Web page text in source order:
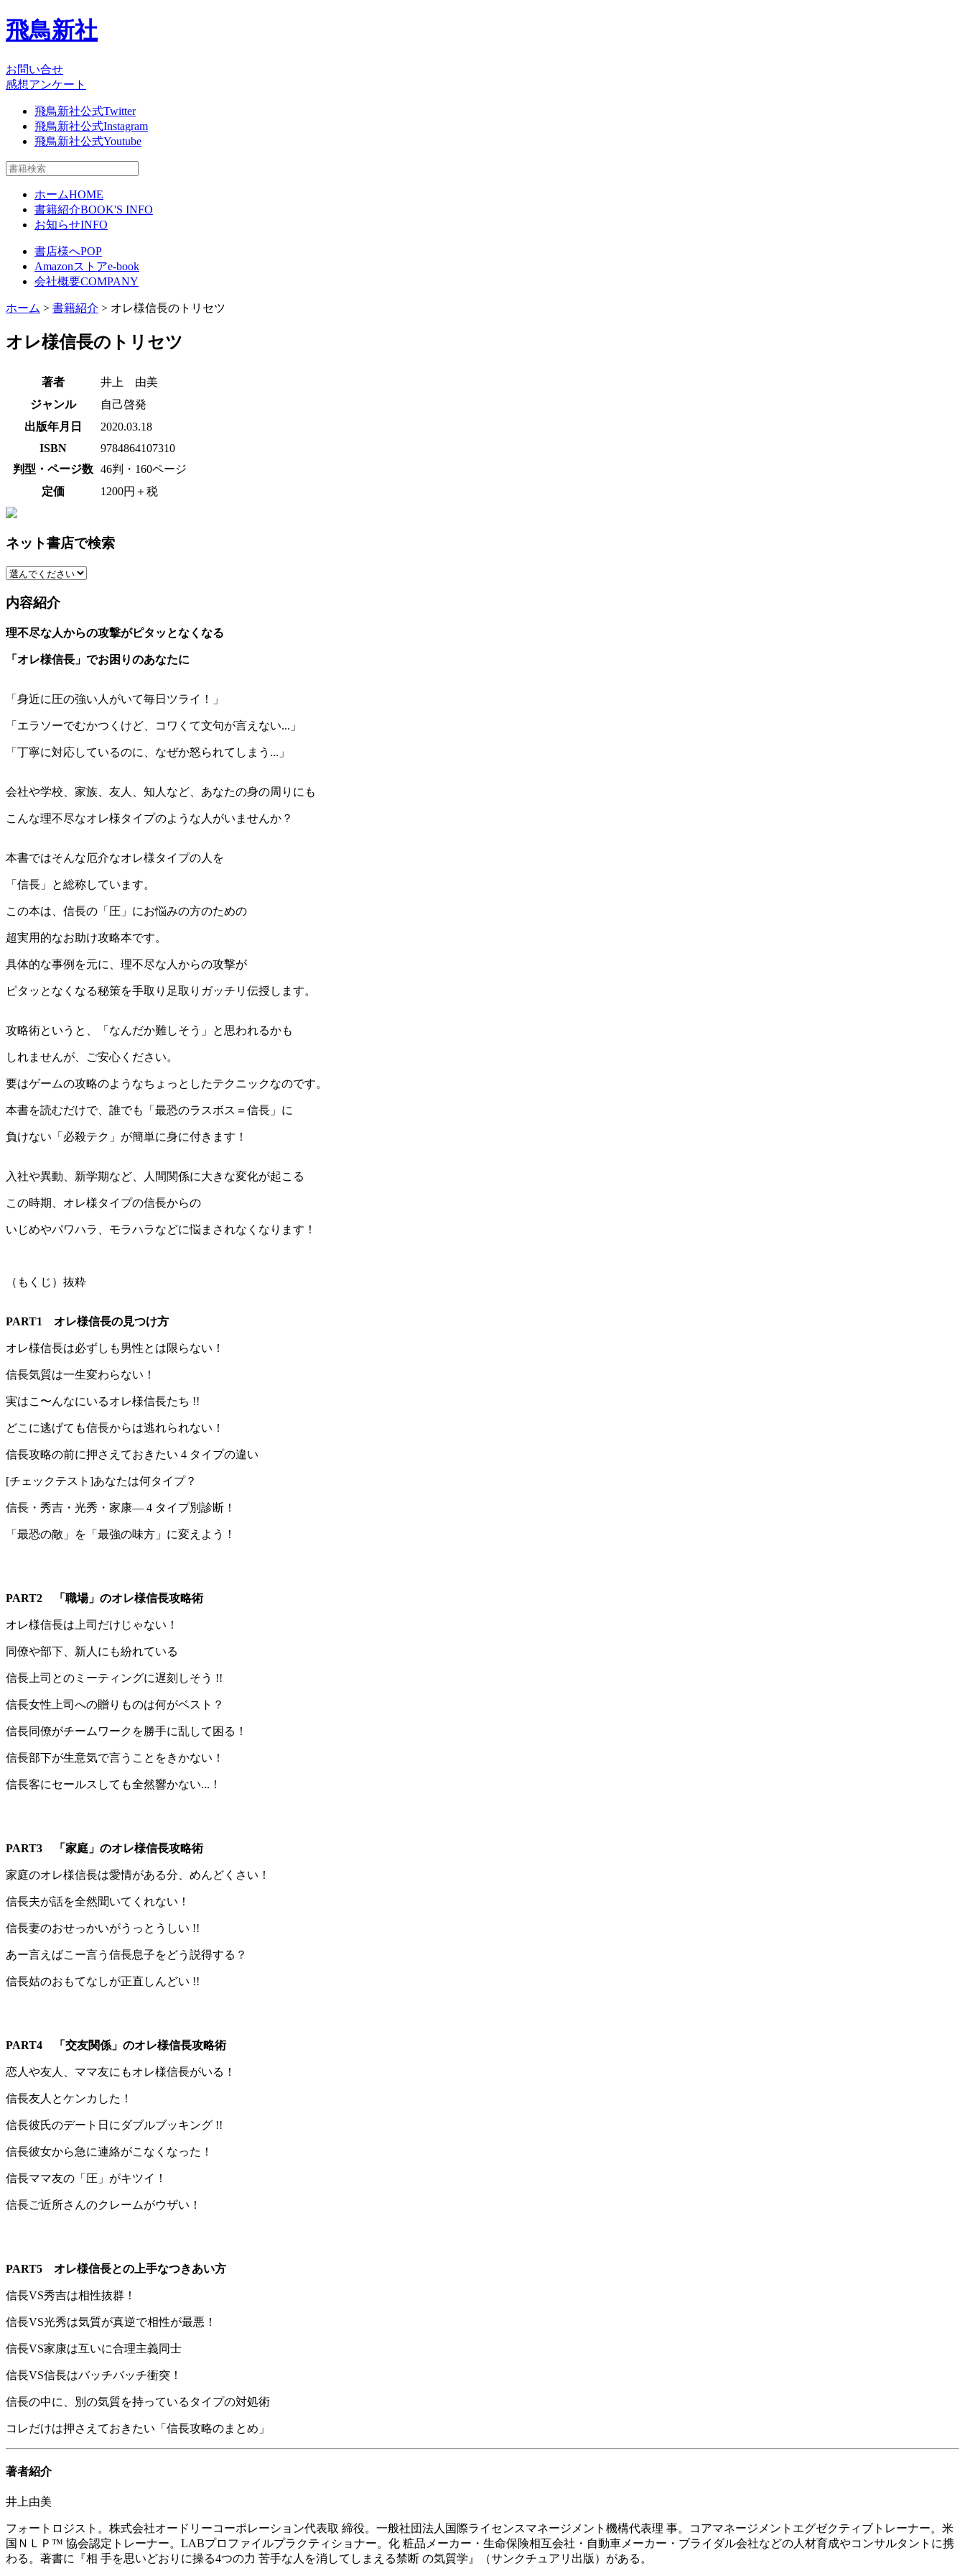
飛鳥新社
お問い合せ
感想アンケート
飛鳥新社公式Twitter
飛鳥新社公式Instagram
飛鳥新社公式Youtube
ホームHOME
書籍紹介BOOK'S INFO
お知らせINFO
書店様へPOP
Amazonストアe-book
会社概要COMPANY
ホーム > 書籍紹介 > オレ様信長のトリセツ
オレ様信長のトリセツ
著者
井上 由美
ジャンル
自己啓発
出版年月日
2020.03.18
ISBN
9784864107310
判型・ページ数 46判・160ページ
定価
1200円＋税
ネット書店で検索
内容紹介
理不尽な人からの攻撃がピタッとなくなる
「オレ様信長」でお困りのあなたに
「身近に圧の強い人がいて毎日ツライ！」
「エラソーでむかつくけど、コワくて文句が言えない...」
「丁寧に対応しているのに、なぜか怒られてしまう...」
会社や学校、家族、友人、知人など、あなたの身の周りにも
こんな理不尽なオレ様タイプのような人がいませんか？
本書ではそんな厄介なオレ様タイプの人を
「信長」と総称しています。
この本は、信長の「圧」にお悩みの方のための
超実用的なお助け攻略本です。
具体的な事例を元に、理不尽な人からの攻撃が
ピタッとなくなる秘策を手取り足取りガッチリ伝授します。
攻略術というと、「なんだか難しそう」と思われるかも
しれませんが、ご安心ください。
要はゲームの攻略のようなちょっとしたテクニックなのです。
本書を読むだけで、誰でも「最恐のラスボス＝信長」に
負けない「必殺テク」が簡単に身に付きます！
入社や異動、新学期など、人間関係に大きな変化が起こる
この時期、オレ様タイプの信長からの
いじめやパワハラ、モラハラなどに悩まされなくなります！
（もくじ）抜粋
PART1 オレ様信長の見つけ方
オレ様信長は必ずしも男性とは限らない！
信長気質は一生変わらない！
実はこ〜んなにいるオレ様信長たち !!
どこに逃げても信長からは逃れられない！
信長攻略の前に押さえておきたい 4 タイプの違い
[チェックテスト]あなたは何タイプ？
信長・秀吉・光秀・家康― 4 タイプ別診断！
「最恐の敵」を「最強の味方」に変えよう！
PART2 「職場」のオレ様信長攻略術
オレ様信長は上司だけじゃない！
同僚や部下、新人にも紛れている
信長上司とのミーティングに遅刻しそう !!
信長女性上司への贈りものは何がベスト？
信長同僚がチームワークを勝手に乱して困る！
信長部下が生意気で言うことをきかない！
信長客にセールスしても全然響かない...！
PART3 「家庭」のオレ様信長攻略術
家庭のオレ様信長は愛情がある分、めんどくさい！
信長夫が話を全然聞いてくれない！
信長妻のおせっかいがうっとうしい !!
あー言えばこー言う信長息子をどう説得する？
信長姑のおもてなしが正直しんどい !!
PART4 「交友関係」のオレ様信長攻略術
恋人や友人、ママ友にもオレ様信長がいる！
信長友人とケンカした！
信長彼氏のデート日にダブルブッキング !!
信長彼女から急に連絡がこなくなった！
信長ママ友の「圧」がキツイ！
信長ご近所さんのクレームがウザい！
PART5 オレ様信長との上手なつきあい方
信長VS秀吉は相性抜群！
信長VS光秀は気質が真逆で相性が最悪！
信長VS家康は互いに合理主義同士
信長VS信長はバッチバッチ衝突！
信長の中に、別の気質を持っているタイプの対処術
コレだけは押さえておきたい「信長攻略のまとめ」
著者紹介
井上由美
フォートロジスト。株式会社オードリーコーポレーション代表取 締役。一般社団法人国際ライセンスマネージメント機構代表理 事。コアマネージメントエグゼクティブトレーナー。米
国ＮＬＰ™ 協会認定トレーナー。LABプロファイルプラクティショナー。化 粧品メーカー・生命保険相互会社・自動車メーカー・ブライダル会社などの人材育成やコンサルタントに携
わる。著書に『相 手を思いどおりに操る4つの力 苦手な人を消してしまえる禁断 の気質学』（サンクチュアリ出版）がある。